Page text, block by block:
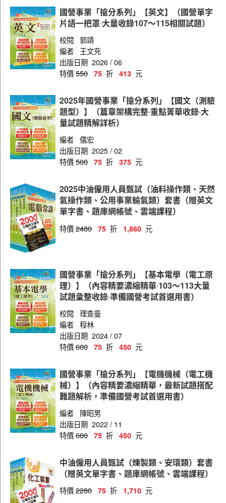
油料操作類
土木類
消防類
公用事業輸氣類
探勘類
航空加油類、油罐汽車駕駛員類
探採鑽井類
車輛修護類
國營事業「搶分系列」【英文】（國營單字
片語一把罩‧大量收錄107～115相關試題）
校閱 郭靖
編者
王文充
出版日期 2026 / 06
特價550 75 折 413 元
2025年國營事業「搶分系列」【國文（測驗
題型）】（篇章架構完整‧重點菁華收錄‧大
量試題精解詳析）
編者 儒宏
出版日期 2025 / 02
特價500 75 折 375 元
2025中油僱用人員甄試（油料操作類、天然
氣操作類、公用事業輸氣類）套書（贈英文
單字書、題庫網帳號、雲端課程）
特價2480 75 折 1,860 元
國營事業「搶分系列」【基本電學（電工原
理）】（內容精要濃縮精華‧103～113大量
試題彙整收錄‧準備國營考試首選用書）
校閱 理查曼
編者 程林
出版日期 2024 / 07
特價600 75 折 450 元
國營事業「搶分系列」【電機機械（電工機
械）】（內容精要濃縮精華，最新試題搭配
難題解析，準備國營考試首選用書）
編者
陳昭男
出版日期 2022 / 11
特價600 75 折 450 元
中油僱用人員甄試（煉製類、安環類）套書
（贈英文單字書、題庫網帳號、雲端課程）
特價2280 75 折 1,710 元